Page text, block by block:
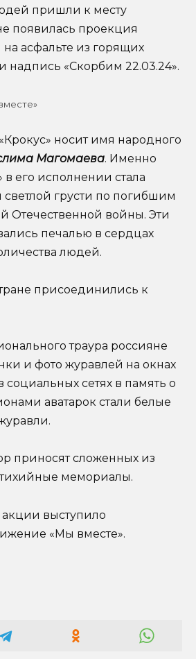
пришли к месту
появилась проекция
асфальте из горящих
надпись «Скорбим 22.03.24».
носит имя народного
Магомаева. Именно
его исполнении стала
грусти по погибшим
Отечественной войны. Эти
печалью в сердцах
людей.
присоединились к
траура россияне
и фото журавлей на окнах
социальных сетях в память о
аватарок стали белые
приносят сложенных из
мемориалы.
выступило
«Мы вместе».